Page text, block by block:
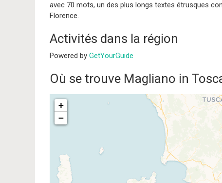
avec 70 mots, un des plus longs textes étrusques
Florence.
Activités dans la région
Powered by GetYourGuide
Où se trouve Magliano in
+
−